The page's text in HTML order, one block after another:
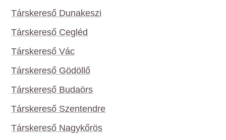
Társkereső Dunakeszi
Társkereső Cegléd
Társkereső Vác
Társkereső Gödöllő
Társkereső Budaörs
Társkereső Szentendre
Társkereső Nagykőrös